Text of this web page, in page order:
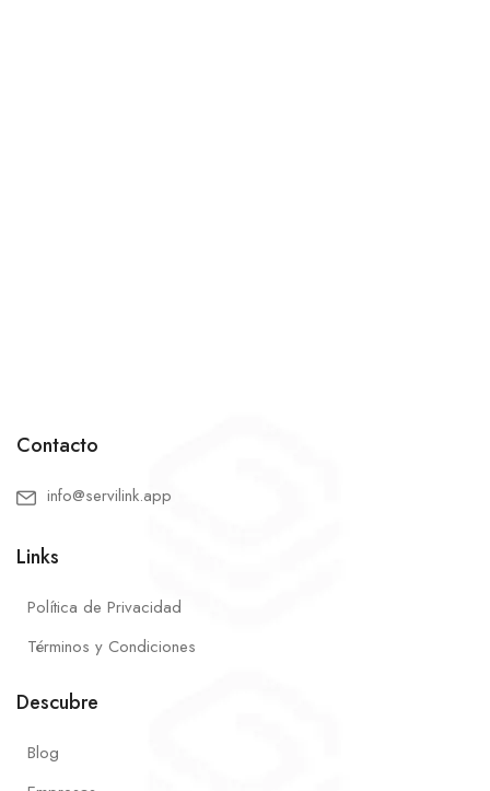
Contacto
info@servilink.app
Links
Política de Privacidad
Términos y Condiciones
Descubre
Blog